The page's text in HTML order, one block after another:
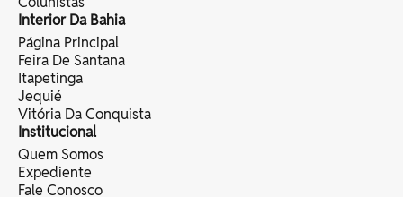
Interior Da Bahia
Página Principal
Feira De Santana
Itapetinga
Jequié
Vitória Da Conquista
Institucional
Quem Somos
Expediente
Fale Conosco